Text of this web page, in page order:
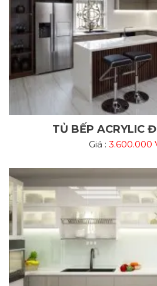
TỦ BẾP ACRYLIC
Giá : 3.600.000